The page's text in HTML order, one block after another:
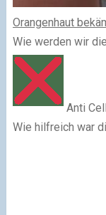
Orangenhaut
Wie werden wir
Anti
Wie hilfreich war